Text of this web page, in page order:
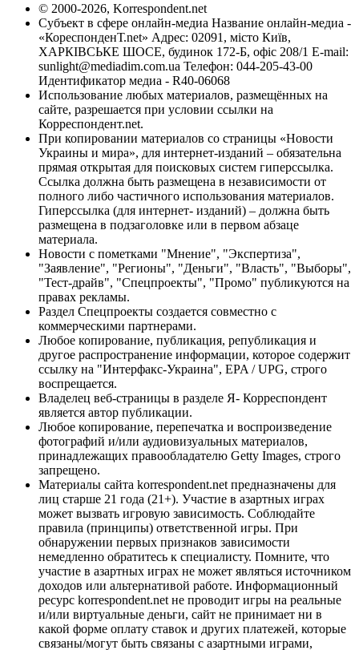
© 2000-2026, Korrespondent.net
Субъект в сфере онлайн-медиа Название онлайн-медиа -
«КореспонденТ.net» Адрес: 02091, місто Київ,
ХАРКІВСЬКЕ ШОСЕ, будинок 172-Б, офіс 208/1 E-mail:
sunlight@mediadim.com.ua Телефон: 044-205-43-00
Идентификатор медиа - R40-06068
Использование любых материалов, размещённых на
сайте, разрешается при условии ссылки на
Корреспондент.net.
При копировании материалов со страницы «Новости
Украины и мира», для интернет-изданий – обязательна
прямая открытая для поисковых систем гиперссылка.
Ссылка должна быть размещена в независимости от
полного либо частичного использования материалов.
Гиперссылка (для интернет- изданий) – должна быть
размещена в подзаголовке или в первом абзаце
материала.
Новости с пометками "Мнение", "Экспертиза",
"Заявление", "Регионы", "Деньги", "Власть", "Выборы",
"Тест-драйв", "Спецпроекты", "Промо" публикуются на
правах рекламы.
Раздел Спецпроекты создается совместно с
коммерческими партнерами.
Любое копирование, публикация, републикация и
другое распространение информации, которое содержит
ссылку на "Интерфакс-Украина", EPA / UPG, строго
воспрещается.
Владелец веб-страницы в разделе Я- Корреспондент
является автор публикации.
Любое копирование, перепечатка и воспроизведение
фотографий и/или аудиовизуальных материалов,
принадлежащих правообладателю Getty Images, строго
запрещено.
Материалы сайта korrespondent.net предназначены для
лиц старше 21 года (21+). Участие в азартных играх
может вызвать игровую зависимость. Соблюдайте
правила (принципы) ответственной игры. При
обнаружении первых признаков зависимости
немедленно обратитесь к специалисту. Помните, что
участие в азартных играх не может являться источником
доходов или альтернативой работе. Информационный
ресурс korrespondent.net не проводит игры на реальные
и/или виртуальные деньги, сайт не принимает ни в
какой форме оплату ставок и других платежей, которые
связаны/могут быть связаны с азартными играми,